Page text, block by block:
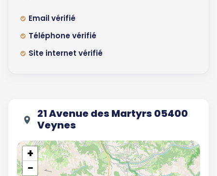
Email vérifié
Téléphone vérifié
Site internet vérifié
21 Avenue des Martyrs 05400
Veynes
+
−